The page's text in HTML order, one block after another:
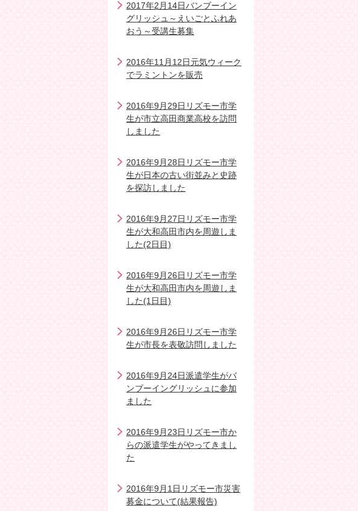
2017年2月14日バンブーイン
グリッシュ～えいごとふれあ
おう～受講生募集
2016年11月12日元気ウィーク
でラミントンを販売
2016年9月29日リズモー市学
生が市立高田商業高校を訪問
しました
2016年9月28日リズモー市学
生が日本の古い街並みと史跡
を探訪しました
2016年9月27日リズモー市学
生が大和高田市内を周遊しま
した(2日目)
2016年9月26日リズモー市学
生が大和高田市内を周遊しま
した(1日目)
2016年9月26日リズモー市学
生が市長を表敬訪問しました
2016年9月24日派遣学生がバ
ンブーイングリッシュに参加
ました
2016年9月23日リズモー市か
らの派遣学生がやってきまし
た
2016年9月1日リズモー市災害
募金について(結果報告)